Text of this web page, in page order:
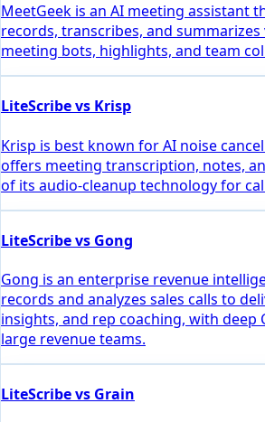
MeetGeek is an AI meeting assistant
records, transcribes, and summarizes
meeting bots, highlights, and team
LiteScribe vs Krisp
Krisp is best known for AI noise
offers meeting transcription, notes,
of its audio-cleanup technology for
LiteScribe vs Gong
Gong is an enterprise revenue
records and analyzes sales calls to
insights, and rep coaching, with deep
large revenue teams.
LiteScribe vs Grain